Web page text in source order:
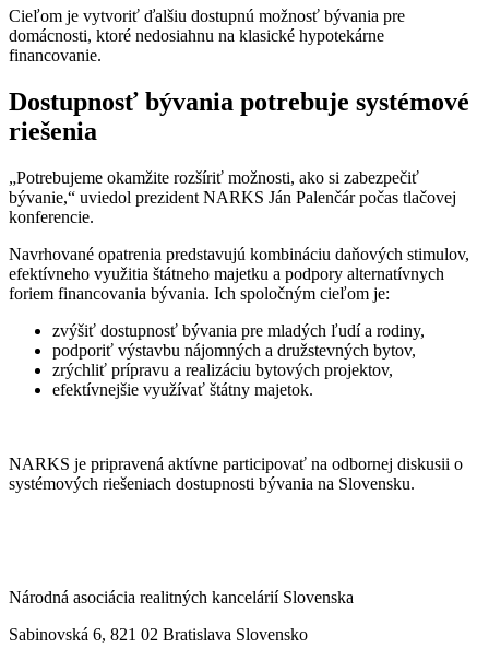
Cieľom je vytvoriť ďalšiu dostupnú možnosť bývania pre
domácnosti, ktoré nedosiahnu na klasické hypotekárne
financovanie.
Dostupnosť bývania potrebuje systémové
riešenia
„Potrebujeme okamžite rozšíriť možnosti, ako si zabezpečiť
bývanie,“ uviedol prezident NARKS Ján Palenčár počas tlačovej
konferencie.
Navrhované opatrenia predstavujú kombináciu daňových stimulov,
efektívneho využitia štátneho majetku a podpory alternatívnych
foriem financovania bývania. Ich spoločným cieľom je:
zvýšiť dostupnosť bývania pre mladých ľudí a rodiny,
podporiť výstavbu nájomných a družstevných bytov,
zrýchliť prípravu a realizáciu bytových projektov,
efektívnejšie využívať štátny majetok.
NARKS je pripravená aktívne participovať na odbornej diskusii o
systémových riešeniach dostupnosti bývania na Slovensku.
Národná asociácia realitných kancelárií Slovenska
Sabinovská 6, 821 02 Bratislava Slovensko